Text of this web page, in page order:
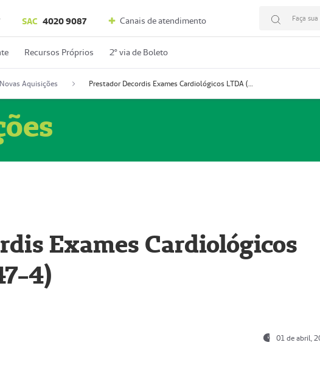
SAC 4020 9087 Canais de atendimento Faça
Recursos Próprios 2º via de Boleto
Novas Aquisições Prestador Decordis Exames Cardiológicos LTDA (51004347-4)
Exames Cardiológicos
4)
01 de abril,